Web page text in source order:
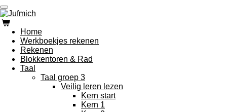
Ga
direct
naar
de
hoofdinhoud
Home
Werkboekjes rekenen
Rekenen
Blokkentoren & Rad
Taal
Taal groep 3
Veilig leren lezen
Kern start
Kern 1